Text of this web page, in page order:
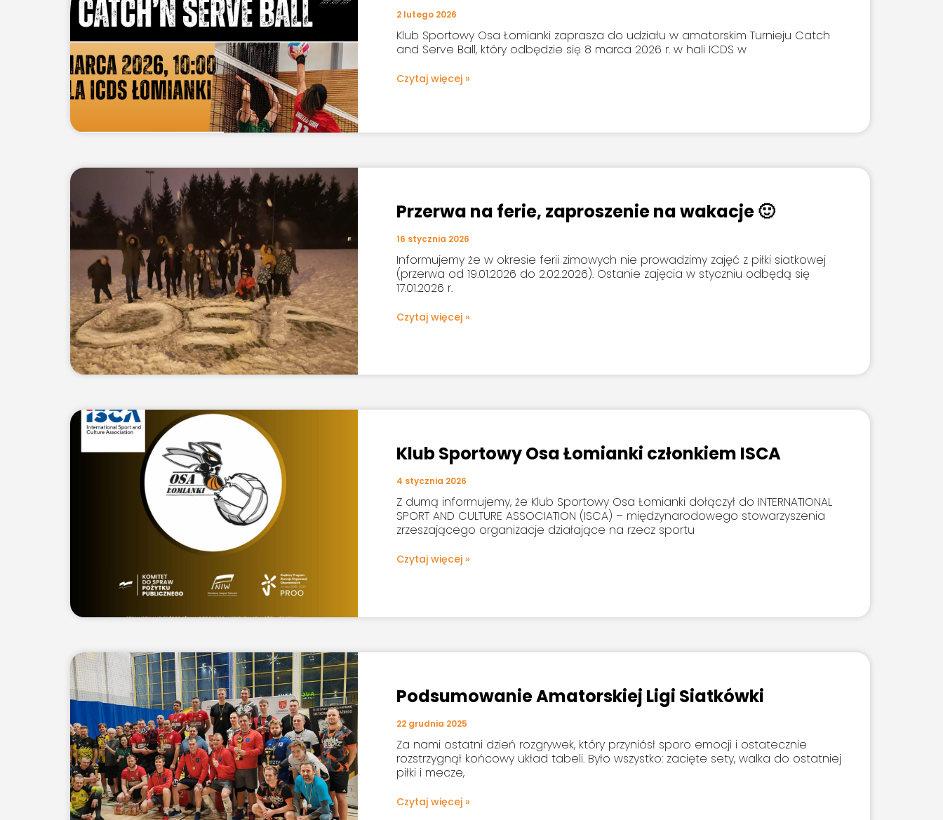
2 lutego 2026
Klub Sportowy Osa Łomianki zaprasza do udziału w amatorskim Turnieju Catch
and Serve Ball, który odbędzie się 8 marca 2026 r. w hali ICDS w
Czytaj więcej »
Przerwa na ferie, zaproszenie na wakacje 🙂
16 stycznia 2026
Informujemy że w okresie ferii zimowych nie prowadzimy zajęć z piłki siatkowej
(przerwa od 19.01.2026 do 2.02.2026). Ostanie zajęcia w styczniu odbędą się
17.01.2026 r.
Czytaj więcej »
Klub Sportowy Osa Łomianki członkiem ISCA
4 stycznia 2026
Z dumą informujemy, że Klub Sportowy Osa Łomianki dołączył do INTERNATIONAL
SPORT AND CULTURE ASSOCIATION (ISCA) – międzynarodowego stowarzyszenia
zrzeszającego organizacje działające na rzecz sportu
Czytaj więcej »
Podsumowanie Amatorskiej Ligi Siatkówki
22 grudnia 2025
Za nami ostatni dzień rozgrywek, który przyniósł sporo emocji i ostatecznie
rozstrzygnął końcowy układ tabeli. Było wszystko: zacięte sety, walka do ostatniej
piłki i mecze,
Czytaj więcej »